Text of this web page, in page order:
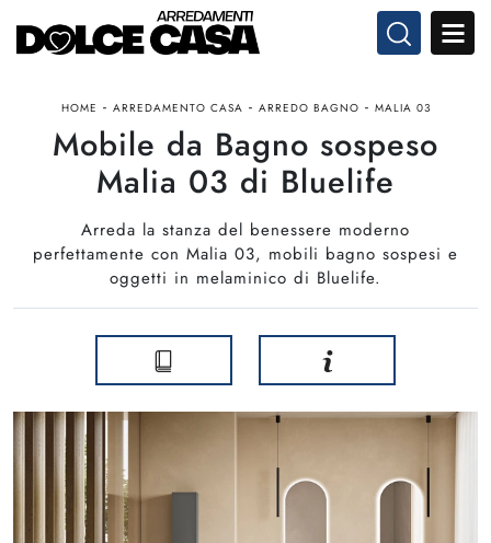
HOME - ARREDAMENTO CASA - ARREDO BAGNO - MALIA 03
Mobile da Bagno sospeso
Malia 03 di Bluelife
Arreda la stanza del benessere moderno
perfettamente con Malia 03, mobili bagno sospesi e
oggetti in melaminico di Bluelife.